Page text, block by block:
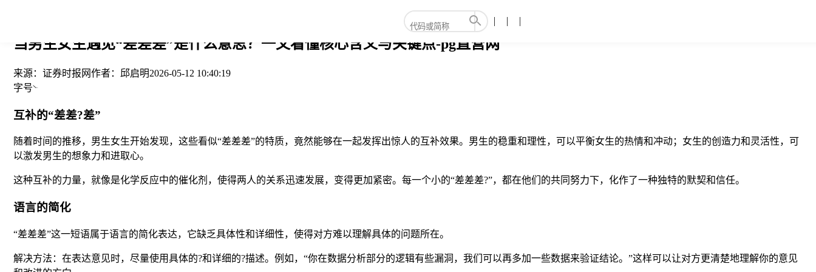
当男生女生遇见“差差差”是什么意思？一文看懂核心含义与关键点-pg直营网
来源： 证券时报网作者： 邱启明2026-05-12 10:40:19
字号
互补的“差差?差”
随着时间的推移，男生女生开始发现，这些看似“差差差”的特质，竟然能够在一起发挥出惊人的互补效果。男生的稳重和理性，可以平衡女生的热情和冲动；女生的创造力和灵活性，可
以激发男生的想象力和进取心。
这种互补的力量，就像是化学反应中的催化剂，使得两人的关系迅速发展，变得更加紧密。每一个小的“差差差?”，都在他们的共同努力下，化作了一种独特的默契和信任。
语言的简化
“差差差”这一短语属于语言的简化表达，它缺乏具体性和详细性，使得对方难以理解具体的问题所在。
解决方法：在表达意见时，尽量使用具体的?和详细的?描述。例如，“你在数据分析部分的逻辑有些漏洞，我们可以再多加一些数据来验证结论。”这样可以让对方更清楚地理解你的意见